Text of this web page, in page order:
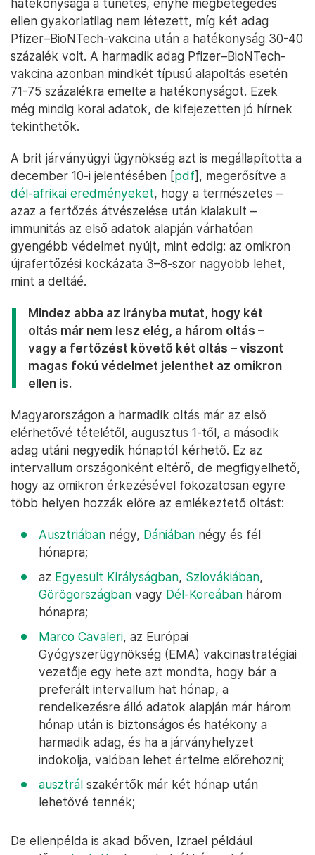
hatékonysága a tünetes, enyhe megbetegedés
ellen gyakorlatilag nem létezett, míg két adag
Pfizer–BioNTech-vakcina után a hatékonyság 30-40
százalék volt. A harmadik adag Pfizer–BioNTech-
vakcina azonban mindkét típusú alapoltás esetén
71-75 százalékra emelte a hatékonyságot. Ezek
még mindig korai adatok, de kifejezetten jó hírnek
tekinthetők.
A brit járványügyi ügynökség azt is megállapította a
december 10-i jelentésében [pdf], megerősítve a
dél-afrikai eredményeket, hogy a természetes –
azaz a fertőzés átvészelése után kialakult –
immunitás az első adatok alapján várhatóan
gyengébb védelmet nyújt, mint eddig: az omikron
újrafertőzési kockázata 3–8-szor nagyobb lehet,
mint a deltáé.
Mindez abba az irányba mutat, hogy két
oltás már nem lesz elég, a három oltás –
vagy a fertőzést követő két oltás – viszont
magas fokú védelmet jelenthet az omikron
ellen is.
Magyarországon a harmadik oltás már az első
elérhetővé tételétől, augusztus 1-től, a második
adag utáni negyedik hónaptól kérhető. Ez az
intervallum országonként eltérő, de megfigyelhető,
hogy az omikron érkezésével fokozatosan egyre
több helyen hozzák előre az emlékeztető oltást:
Ausztriában négy, Dániában négy és fél
hónapra;
az Egyesült Királyságban, Szlovákiában,
Görögországban vagy Dél-Koreában három
hónapra;
Marco Cavaleri, az Európai
Gyógyszerügynökség (EMA) vakcinastratégiai
vezetője egy hete azt mondta, hogy bár a
preferált intervallum hat hónap, a
rendelkezésre álló adatok alapján már három
hónap után is biztonságos és hatékony a
harmadik adag, és ha a járványhelyzet
indokolja, valóban lehet értelme előrehozni;
ausztrál szakértők már két hónap után
lehetővé tennék;
De ellenpélda is akad bőven, Izrael például